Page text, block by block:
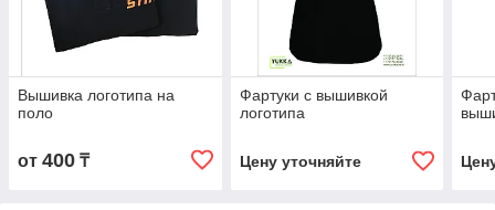
Вышивка логотипа на
поло
от 400 ₸
Фартуки с вышивкой
логотипа
Цену уточняйте